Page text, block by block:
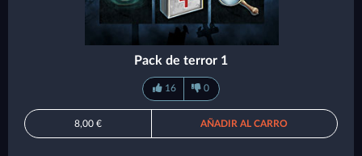
Pack de terror 1
16 0
8,00 € AÑADIR AL CARRO